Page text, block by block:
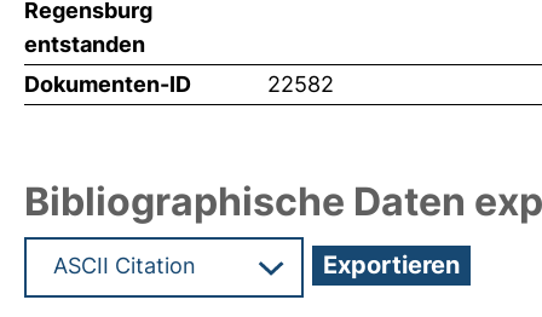
Regensburg
entstanden
Dokumenten-ID 22582
Bibliographische Daten